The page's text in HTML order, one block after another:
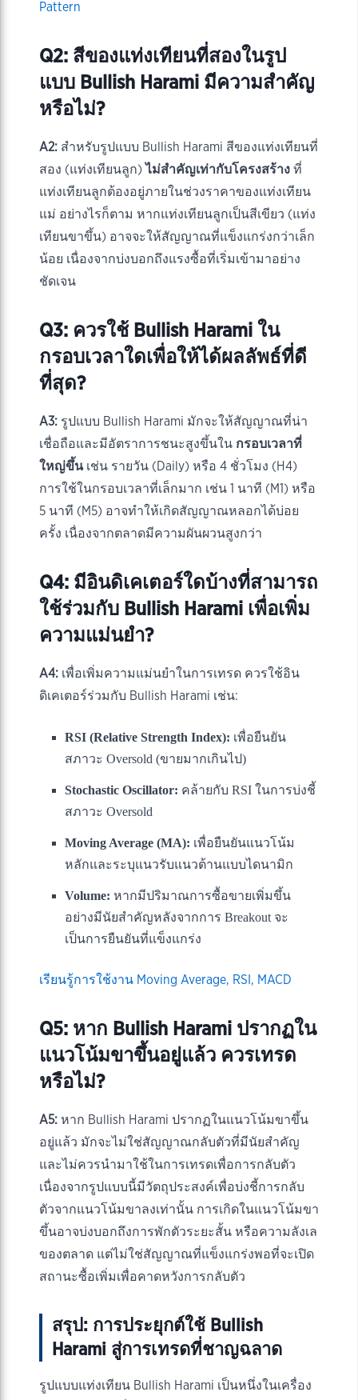
Pattern
Q2: สีของแท่งเทียนที่สองในรูป
แบบ Bullish Harami มีความสำคัญ
หรือไม่?
A2: สำหรับรูปแบบ Bullish Harami สีของแท่งเทียนที่
สอง (แท่งเทียนลูก) ไม่สำคัญเท่ากับโครงสร้าง ที่
แท่งเทียนลูกต้องอยู่ภายในช่วงราคาของแท่งเทียน
แม่ อย่างไรก็ตาม หากแท่งเทียนลูกเป็นสีเขียว (แท่ง
เทียนขาขึ้น) อาจจะให้สัญญาณที่แข็งแกร่งกว่าเล็ก
น้อย เนื่องจากบ่งบอกถึงแรงซื้อที่เริ่มเข้ามาอย่าง
ชัดเจน
Q3: ควรใช้ Bullish Harami ใน
กรอบเวลาใดเพื่อให้ได้ผลลัพธ์ที่ดี
ที่สุด?
A3: รูปแบบ Bullish Harami มักจะให้สัญญาณที่น่า
เชื่อถือและมีอัตราการชนะสูงขึ้นใน กรอบเวลาที่
ใหญ่ขึ้นเช่น รายวัน (Daily) หรือ 4 ชั่วโมง (H4)
การใช้ในกรอบเวลาที่เล็กมาก เช่น 1 นาที (M1) หรือ
5 นาที (M5) อาจทำให้เกิดสัญญาณหลอกได้บ่อย
ครั้ง เนื่องจากตลาดมีความผันผวนสูงกว่า
Q4: มีอินดิเคเตอร์ใดบ้างที่สามารถ
ใช้ร่วมกับ Bullish Harami เพื่อเพิ่ม
ความแม่นยำ?
A4: เพื่อเพิ่มความแม่นยำในการเทรด ควรใช้อิน
ดิเคเตอร์ร่วมกับ Bullish Harami เช่น:
RSI (Relative Strength Index): เพื่อยืนยัน
สภาวะ Oversold (ขายมากเกินไป)
Stochastic Oscillator: คล้ายกับ RSI ในการบ่งชี้
สภาวะ Oversold
Moving Average (MA): เพื่อยืนยันแนวโน้ม
หลักและระบุแนวรับแนวต้านแบบไดนามิก
Volume: หากมีปริมาณการซื้อขายเพิ่มขึ้น
อย่างมีนัยสำคัญหลังจากการ Breakout จะ
เป็นการยืนยันที่แข็งแกร่ง
เรียนรู้การใช้งาน Moving Average, RSI, MACD
Q5: หาก Bullish Harami ปรากฏใน
แนวโน้มขาขึ้นอยู่แล้ว ควรเทรด
หรือไม่?
A5: หาก Bullish Harami ปรากฏในแนวโน้มขาขึ้น
อยู่แล้ว มักจะไม่ใช่สัญญาณกลับตัวที่มีนัยสำคัญ
และไม่ควรนำมาใช้ในการเทรดเพื่อการกลับตัว
เนื่องจากรูปแบบนี้มีวัตถุประสงค์เพื่อบ่งชี้การกลับ
ตัวจากแนวโน้มขาลงเท่านั้น การเกิดในแนวโน้มขา
ขึ้นอาจบ่งบอกถึงการพักตัวระยะสั้น หรือความลังเล
ของตลาด แต่ไม่ใช่สัญญาณที่แข็งแกร่งพอที่จะเปิด
สถานะซื้อเพิ่มเพื่อคาดหวังการกลับตัว
สรุป: การประยุกต์ใช้ Bullish
Harami สู่การเทรดที่ชาญฉลาด
รูปแบบแท่งเทียน Bullish Harami เป็นหนึ่งในเครื่อง